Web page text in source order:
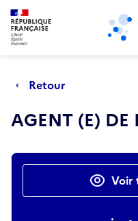
Aller au menu principal
Retour
AGENT (E) DE
Actions rapides
Voir
Retour au début de la page
Panneau de gestion des